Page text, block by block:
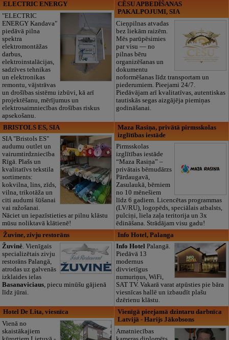
ELECTRIC ENERGY
"ELECTRIC
ENERGY Kandava"
piedāvā pilna
spektra
elektromontāžas
darbus,
elektroinstalācijas,
sadzīves tehnikas
un elektronikas
remontu, vājstrāvas
un drošības sistēmu izbūvi, kā arī
projektēšanu, mērījumus un
elektrosaimniecības drošības riskus
apsekošanu.
CĒSU APBEDĪŠANAS
PAKALPOJUMI, SIA
Cieņpilnas atvadas
bez liekām raizēm.
Mēs parūpēsimies
par visu — no
pilnas bēru
organizēšanas un
dokumentu
noformēšanas līdz transportam un
piederumiem. Pieejami 24/7.
Piedāvājam arī kvalitatīvas, autentiskas
tautiskās segas aizgājēja piemiņas
godināšanai.
BRISTOLS ES, SIA
SIA "Bristols ES"
audumu outlet un
vairumtirdzniecība
Rīgā. Plašs un
kvalitatīvs tekstila
sortiments:
kokvilna, lins, zīds,
vilna, trikotāža un
citi audumi šūšanai
vai ražošanai.
Nāciet un iepazīstieties ar pilnu klāstu
mūsu noliktavā klātienē!
Maza Rasiņa, privātā pirmsskolas
izglītības iestāde
Pirmsskolas
izglītības iestāde
“Maza Rasiņa” –
privātais bērnudārzs
Pārdaugavā,
Zasulaukā, bērniem
no 10 mēnešiem
līdz 6 gadiem. Licencētas programmas
(LV/RU), logopēds, speciālais atbalsts,
pulciņi, liela zaļa teritorija un 3x
ēdināšana. Strādājam visu gadu!
Žuvine, zivju restorāns
Žuvinė. Vienīgais
specializētais zivju
restorāns Palangā,
atrodas uz galvenās
izklaides ielas
Basanaviciaus, piecu minūšu gājienā
līdz jūrai.
Info Hotel, Palanga
Info Hotel Palangā.
Piedāvā 13
modernus
divvietīgus
numuriņus, WiFi,
SAT TV. Vakarā varat atpūsties pie bāra
viesnīcas hallē un izbaudīt plašu
dzērienu klāstu.
Hotel De Lita, viesnīca
Vienā no
skaistākajiem
Vienīgā pieejamā dzintaru darbnīca
Latvijā - Harijs Jākobsons
Amatniecības